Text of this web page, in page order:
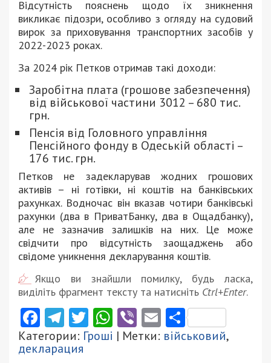
Відсутність пояснень щодо їх зникнення
викликає підозри, особливо з огляду на судовий
вирок за приховування транспортних засобів у
2022-2023 роках.
За 2024 рік Петков отримав такі доходи:
Заробітна плата (грошове забезпечення)
від військової частини 3012 – 680 тис.
грн.
Пенсія від Головного управління
Пенсійного фонду в Одеській області –
176 тис. грн.
Петков не задекларував жодних грошових
активів – ні готівки, ні коштів на банківських
рахунках. Водночас він вказав чотири банківські
рахунки (два в ПриватБанку, два в Ощадбанку),
але не зазначив залишків на них. Це може
свідчити про відсутність заощаджень або
свідоме уникнення декларування коштів.
Якщо ви знайшли помилку, будь ласка,
виділіть фрагмент тексту та натисніть Ctrl+Enter.
Facebook
Telegram
Twitter
WhatsApp
ViberEmail
Категории: Гроші | Метки: військовий,
декларация